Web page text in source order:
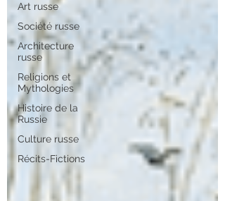
Art russe
Société russe
Architecture
russe
Religions et
Mythologies
Histoire de la
Russie
Culture russe
Récits-Fictions